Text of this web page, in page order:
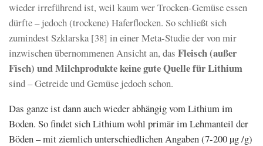
wieder irreführend ist, weil kaum wer Trocken-Gemüse essen
dürfte – jedoch (trockene) Haferflocken. So schließt sich
zumindestSzklarska [38] in einer Meta-Studie der von mir
inzwischen übernommenen Ansicht an, das Fleisch (außer
Fisch) und Milchprodukte keine gute Quelle für Lithium
sind – Getreide und Gemüse jedoch schon.
Das ganze ist dann auch wieder abhängig vom Lithium im
Boden. So findet sich Lithium wohl primär im Lehmanteil der
Böden – mit ziemlich unterschiedlichen Angaben (7-200 µg /g)